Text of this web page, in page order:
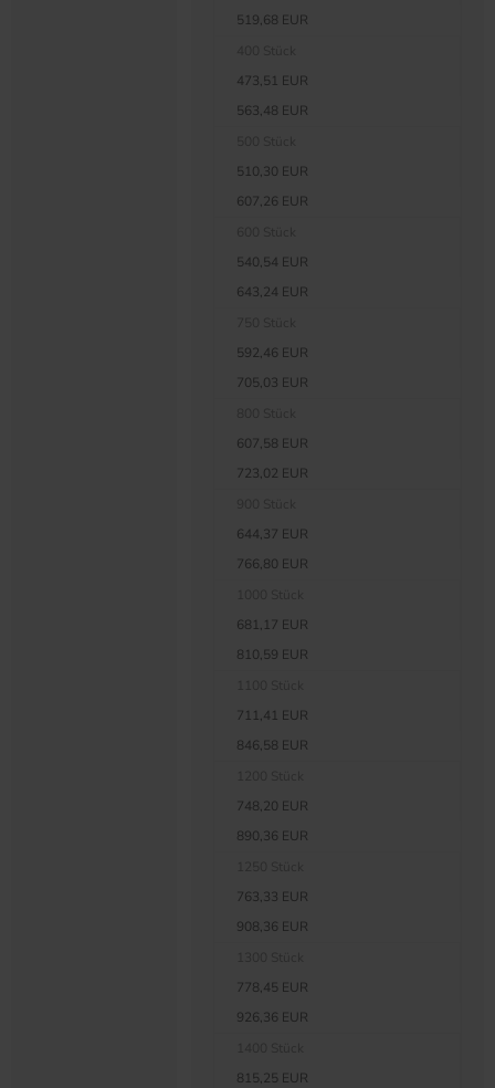
519,68 EUR
473,51 EUR
563,48 EUR
510,30 EUR
607,26 EUR
540,54 EUR
643,24 EUR
592,46 EUR
705,03 EUR
607,58 EUR
723,02 EUR
644,37 EUR
766,80 EUR
681,17 EUR
810,59 EUR
711,41 EUR
846,58 EUR
748,20 EUR
890,36 EUR
763,33 EUR
908,36 EUR
778,45 EUR
926,36 EUR
815,25 EUR